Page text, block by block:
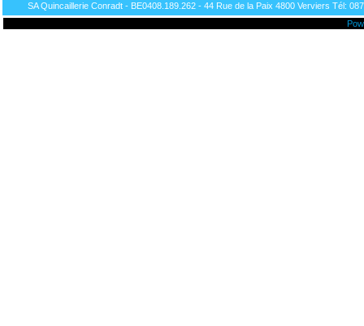
SA Quincaillerie Conradt - BE0408.189.262 - 44 Rue de la Paix 4800 Verviers Tél: